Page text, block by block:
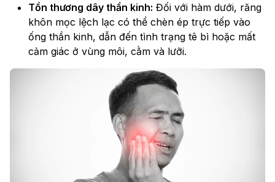
Tổn thương dây thần kinh: Đối với hàm dưới, răng
khôn mọc lệch lạc có thể chèn ép trực tiếp vào
ống thần kinh, dẫn đến tình trạng tê bì hoặc mất
cảm giác ở vùng môi, cằm và lưỡi.